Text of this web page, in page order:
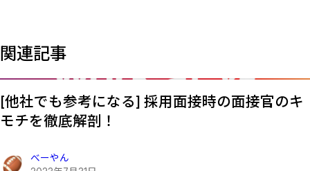
関連記事
[他社でも参考になる] 採用面接時の面接官のキ
モチを徹底解剖！
べーやん